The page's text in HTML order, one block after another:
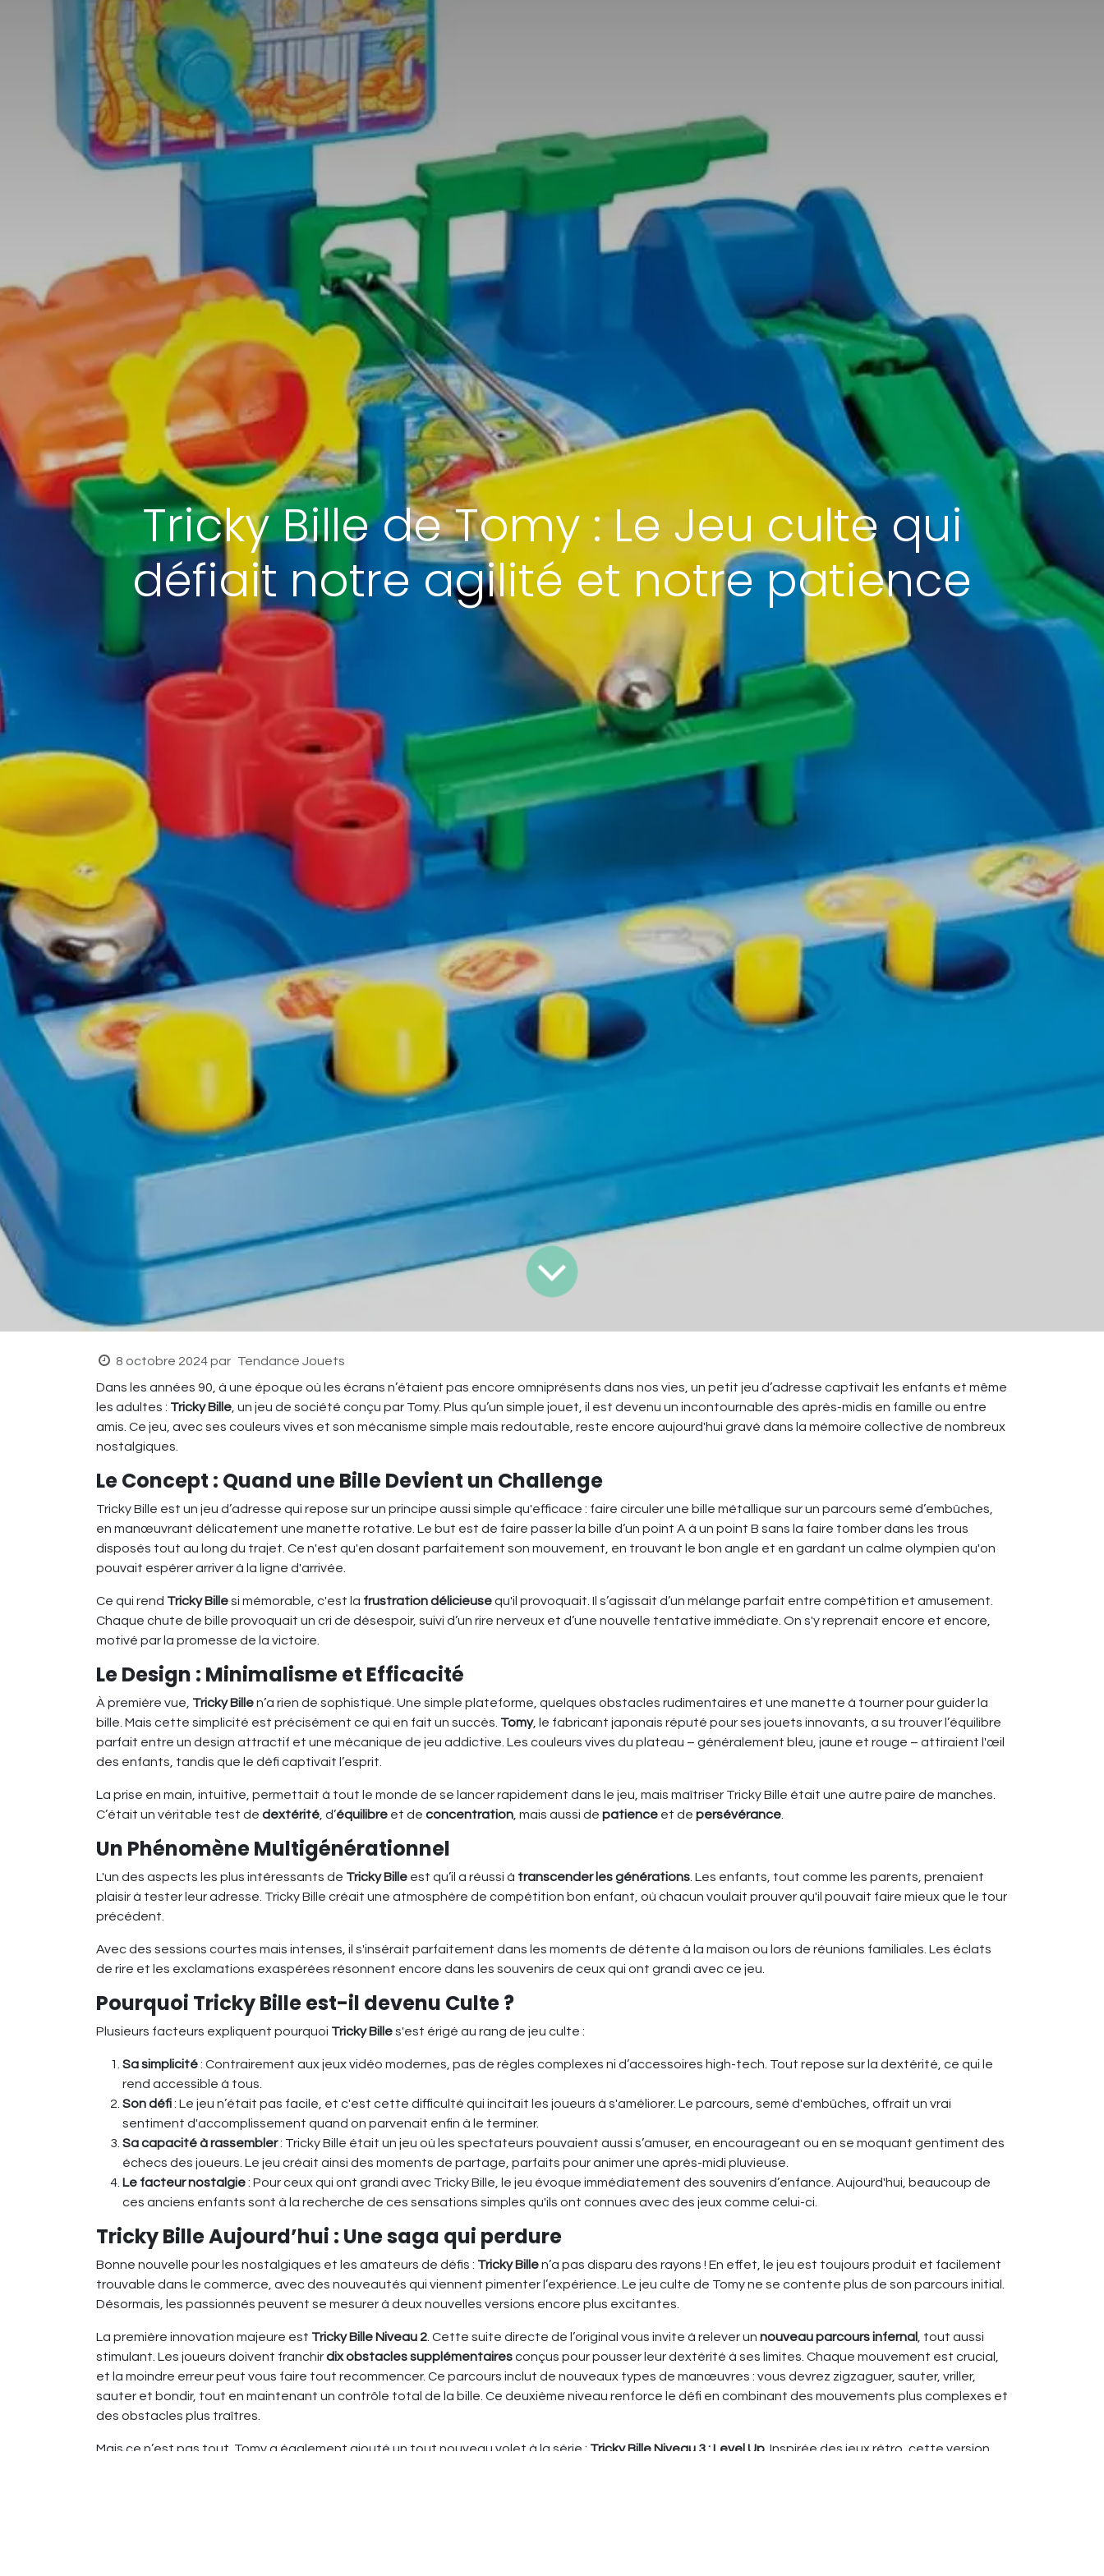
Tricky Bille de Tomy : Le Jeu culte qui
défiait notre agilité et notre patience
8 octobre 2024 par Tendance Jouets
Dans les années 90, à une époque où les écrans n’étaient pas encore omniprésents dans nos vies, un petit jeu d’adresse captivait les enfants et même
les adultes : Tricky Bille , un jeu de société conçu par Tomy. Plus qu’un simple jouet, il est devenu un incontournable des après-midis en famille ou entre
amis. Ce jeu, avec ses couleurs vives et son mécanisme simple mais redoutable, reste encore aujourd'hui gravé dans la mémoire collective de nombreux
nostalgiques.
Le Concept : Quand une Bille Devient un Challenge
Tricky Bille est un jeu d’adresse qui repose sur un principe aussi simple qu'efficace : faire circuler une bille métallique sur un parcours semé d’embûches,
en manœuvrant délicatement une manette rotative. Le but est de faire passer la bille d’un point A à un point B sans la faire tomber dans les trous
disposés tout au long du trajet. Ce n'est qu'en dosant parfaitement son mouvement, en trouvant le bon angle et en gardant un calme olympien qu'on
pouvait espérer arriver à la ligne d'arrivée.
Ce qui rend Tricky Billesi mémorable, c'est la frustration délicieusequ'il provoquait. Il s’agissait d’un mélange parfait entre compétition et amusement.
Chaque chute de bille provoquait un cri de désespoir, suivi d’un rire nerveux et d’une nouvelle tentative immédiate. On s'y reprenait encore et encore,
motivé par la promesse de la victoire.
Le Design : Minimalisme et Efficacité
À première vue, Tricky Billen’a rien de sophistiqué. Une simple plateforme, quelques obstacles rudimentaires et une manette à tourner pour guider la
bille. Mais cette simplicité est précisément ce qui en fait un succès. Tomy, le fabricant japonais réputé pour ses jouets innovants, a su trouver l’équilibre
parfait entre un design attractif et une mécanique de jeu addictive. Les couleurs vives du plateau – généralement bleu, jaune et rouge – attiraient l'œil
des enfants, tandis que le défi captivait l’esprit.
La prise en main, intuitive, permettait à tout le monde de se lancer rapidement dans le jeu, mais maîtriser Tricky Bille était une autre paire de manches.
C’était un véritable test de dextérité , d’équilibre et de concentration , mais aussi de patience et de persévérance
Un Phénomène Multigénérationnel
L'un des aspects les plus intéressants de Tricky Bille est qu’il a réussi à transcender les générations . Les enfants, tout comme les parents, prenaient
plaisir à tester leur adresse. Tricky Bille créait une atmosphère de compétition bon enfant, où chacun voulait prouver qu'il pouvait faire mieux que le tour
précédent.
Avec des sessions courtes mais intenses, il s'insérait parfaitement dans les moments de détente à la maison ou lors de réunions familiales. Les éclats
de rire et les exclamations exaspérées résonnent encore dans les souvenirs de ceux qui ont grandi avec ce jeu.
Pourquoi Tricky Bille est-il devenu Culte ?
Plusieurs facteurs expliquent pourquoi Tricky Billes'est érigé au rang de jeu culte :
Sa simplicité: Contrairement aux jeux vidéo modernes, pas de règles complexes ni d’accessoires high-tech. Tout repose sur la dextérité, ce qui le
rend accessible à tous.
Son défi: Le jeu n’était pas facile, et c'est cette difficulté qui incitait les joueurs à s'améliorer. Le parcours, semé d'embûches, offrait un vrai
sentiment d'accomplissement quand on parvenait enfin à le terminer.
Sa capacité à rassembler: Tricky Bille était un jeu où les spectateurs pouvaient aussi s’amuser, en encourageant ou en se moquant gentiment des
échecs des joueurs. Le jeu créait ainsi des moments de partage, parfaits pour animer une après-midi pluvieuse.
Le facteur nostalgie: Pour ceux qui ont grandi avec Tricky Bille, le jeu évoque immédiatement des souvenirs d’enfance. Aujourd'hui, beaucoup de
ces anciens enfants sont à la recherche de ces sensations simples qu'ils ont connues avec des jeux comme celui-ci.
Tricky Bille Aujourd’hui : Une saga qui perdure
Bonne nouvelle pour les nostalgiques et les amateurs de défis : Tricky Billen’a pas disparu des rayons ! En effet, le jeu est toujours produit et facilement
trouvable dans le commerce, avec des nouveautés qui viennent pimenter l’expérience. Le jeu culte de Tomy ne se contente plus de son parcours initial.
Désormais, les passionnés peuvent se mesurer à deux nouvelles versions encore plus excitantes.
La première innovation majeure est Tricky Bille Niveau 2 . Cette suite directe de l’original vous invite à relever un nouveau parcours infernal , tout aussi
stimulant. Les joueurs doivent franchirdix obstacles supplémentairesconçus pour pousser leur dextérité à ses limites. Chaque mouvement est crucial,
et la moindre erreur peut vous faire tout recommencer. Ce parcours inclut de nouveaux types de manœuvres : vous devrez zigzaguer, sauter, vriller,
sauter et bondir, tout en maintenant un contrôle total de la bille. Ce deuxième niveau renforce le défi en combinant des mouvements plus complexes et
des obstacles plus traîtres.
Mais ce n’est pas tout. Tomy a également ajouté un tout nouveau volet à la série : Tricky Bille Niveau 3 : Level Up . Inspirée des jeux rétro, cette version